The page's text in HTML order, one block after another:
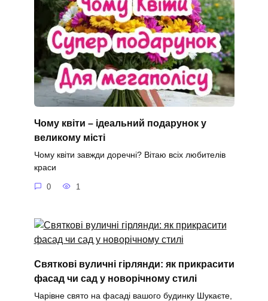
Чому квіти – ідеальний подарунок у
великому місті
Чому квіти завжди доречні? Вітаю всіх любителів
краси
0 1
Святкові вуличні гірлянди: як прикрасити
фасад чи сад у новорічному стилі
Чарівне свято на фасаді вашого будинку Шукаєте,